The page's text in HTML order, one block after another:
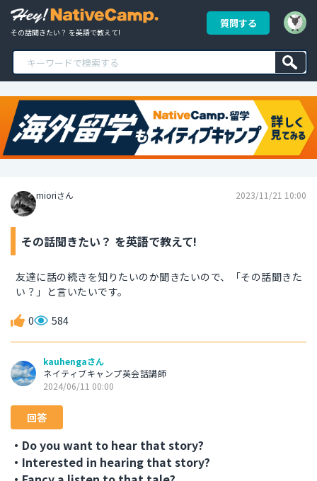
その話聞きたい？ を英語で教えて!
質問する
mioriさん 2023/11/21 10:00
その話聞きたい？ を英語で教えて!
友達に話の続きを知りたいのか聞きたいので、「その話聞きた
い？」と言いたいです。
0 584
kauhengaさん
ネイティブキャンプ英会話講師
2024/06/11 00:00
回答
・Do you want to hear that story?
・Interested in hearing that story?